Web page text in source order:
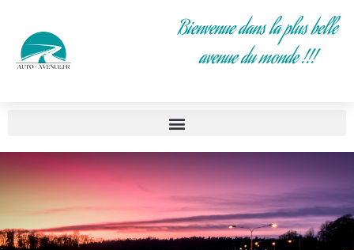
Bienvenue dans la plus belle
avenue du monde !!!